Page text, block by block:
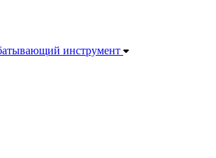
инструмент